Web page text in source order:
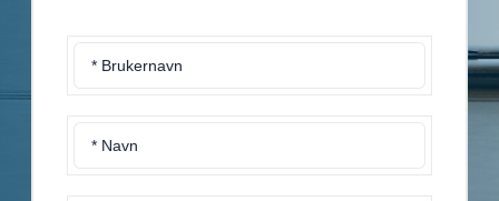
* Brukernavn
* Navn